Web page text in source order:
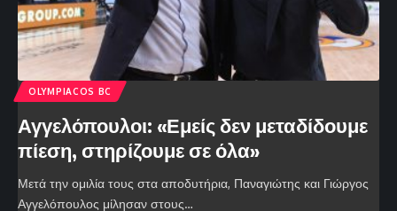
OLYMPIACOS BC
Αγγελόπουλοι: «Εμείς δεν μεταδίδουμε
πίεση, στηρίζουμε σε όλα»
Μετά την ομιλία τους στα αποδυτήρια, Παναγιώτης και Γιώργος
Αγγελόπουλος μίλησαν στους…